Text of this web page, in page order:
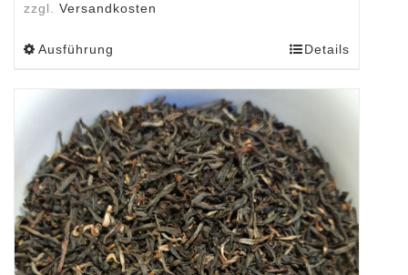
zzgl. Versandkosten
Ausführung
weist
mehrere
Varianten
auf.
Die
Optionen
können
auf
Details